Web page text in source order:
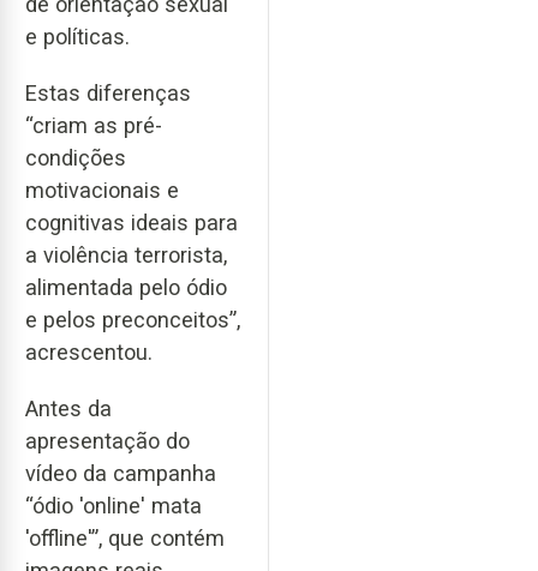
e políticas.
Estas diferenças
“criam as pré-
condições
motivacionais e
cognitivas ideais para
a violência terrorista,
alimentada pelo ódio
e pelos preconceitos”,
acrescentou.
Antes da
apresentação do
vídeo da campanha
“ódio 'online' mata
'offline'”, que contém